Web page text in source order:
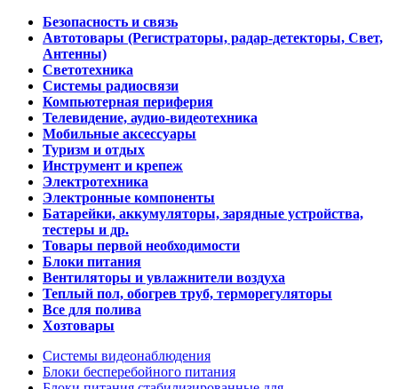
Безопасность и связь
Автотовары (Регистраторы, радар-детекторы, Свет,
Антенны)
Светотехника
Системы радиосвязи
Компьютерная периферия
Телевидение, аудио-видеотехника
Мобильные аксессуары
Туризм и отдых
Инструмент и крепеж
Электротехника
Электронные компоненты
Батарейки, аккумуляторы, зарядные устройства,
тестеры и др.
Товары первой необходимости
Блоки питания
Вентиляторы и увлажнители воздуха
Теплый пол, обогрев труб, терморегуляторы
Все для полива
Хозтовары
Системы видеонаблюдения
Блоки бесперебойного питания